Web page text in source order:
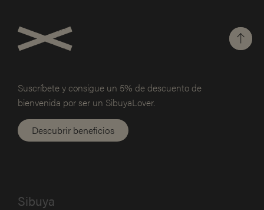
Suscríbete y consigue un 5% dedescuento de
bienvenida por ser un SibuyaLover.
Descubrir beneficios
Sibuya